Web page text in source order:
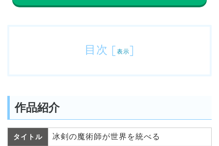
目次 [ 表示]
作品紹介
タイトル 冰剣の魔術師が世界を統べる